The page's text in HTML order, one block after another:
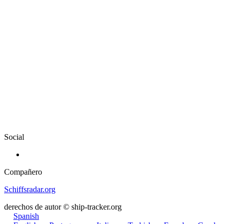
Social
Compañero
Schiffsradar.org
derechos de autor © ship-tracker.org
Spanish